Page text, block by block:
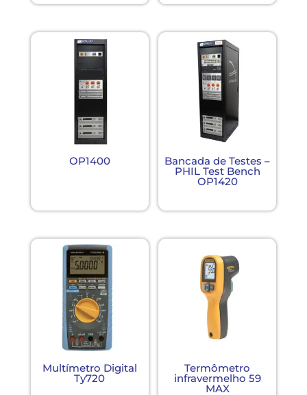
OP1400 Bancada de Testes –
PHIL Test Bench
OP1420
Multímetro Digital
Ty720
Termômetro
infravermelho 59
MAX